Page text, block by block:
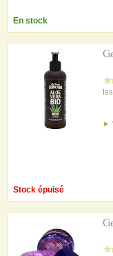
En stock
Stock épuisé